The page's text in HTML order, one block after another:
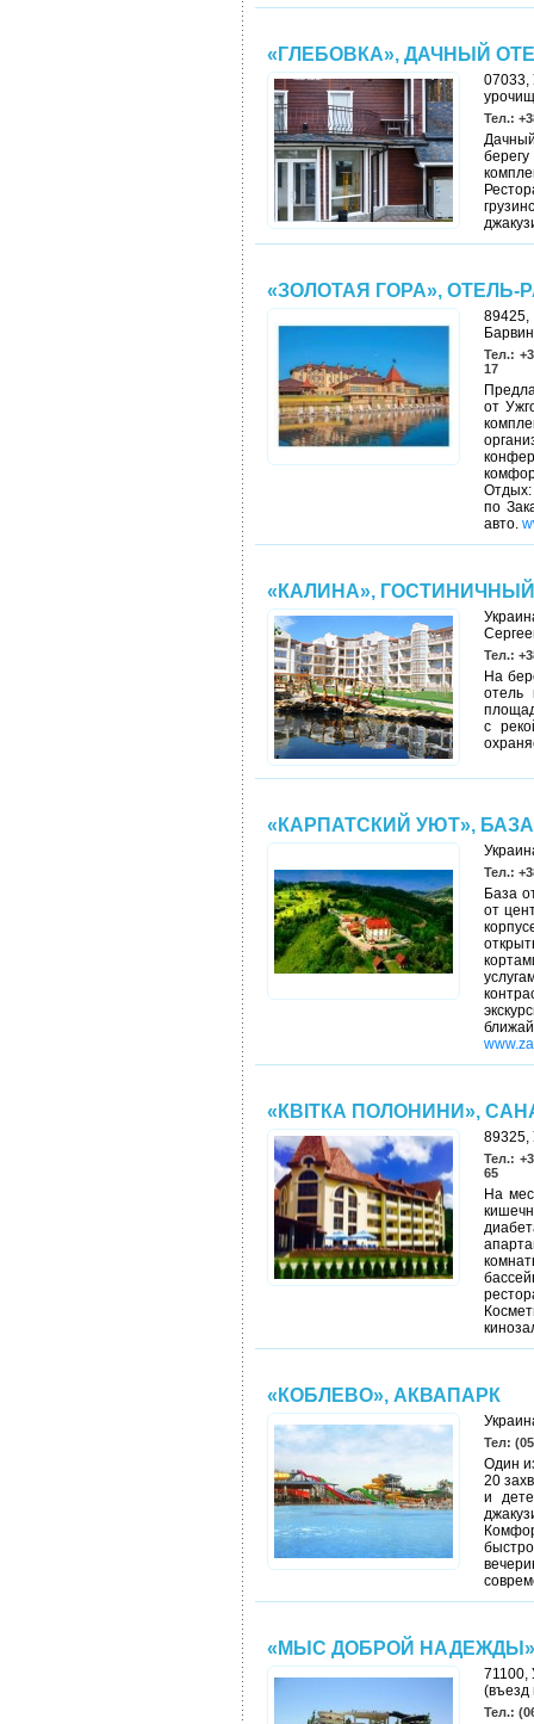
«ГЛЕБОВКА», ДАЧНЫЙ
07033,
Тел.:
«ЗОЛОТАЯ ГОРА», ОТЕЛЬ-
Тел.:
17
от
Отдых:
по
авто.
«КАЛИНА»,
Тел.:
На
отель
с
«КАРПАТСКИЙ УЮТ»,
Тел.:
База
от
«КВІТКА ПОЛОНИНИ»,
89325,
Тел.:
65
На
«КОБЛЕВО», АКВАПАРК
Тел:
Один
20
и
«МЫС ДОБРОЙ
71100,
(въезд
Тел.: